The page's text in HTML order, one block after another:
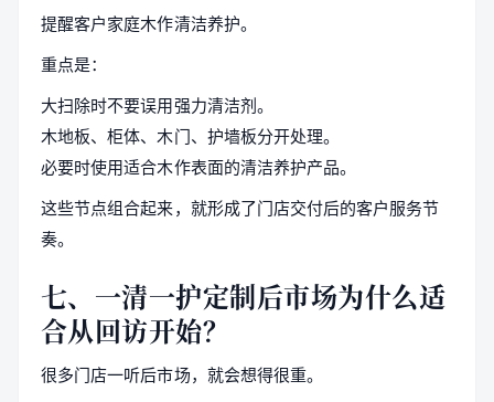
提醒客户家庭木作清洁养护。
重点是：
大扫除时不要误用强力清洁剂。
木地板、柜体、木门、护墙板分开处理。
必要时使用适合木作表面的清洁养护产品。
这些节点组合起来，就形成了门店交付后的客户服务节
奏。
七、一清一护定制后市场为什么适
合从回访开始？
很多门店一听后市场，就会想得很重。